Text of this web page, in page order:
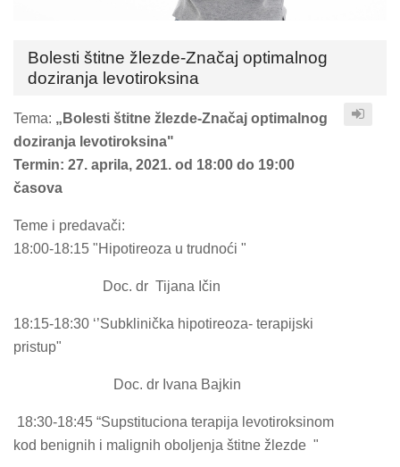
Bolesti štitne žlezde-Značaj optimalnog
doziranja levotiroksina
Tema: „Bolesti štitne žlezde-Značaj optimalnog
doziranja levotiroksina"
Termin: 27. aprila, 2021. od 18:00 do 19:00
časova
Teme i predavači:
18:00-18:15 "Hipotireoza u trudnoći "
Doc. dr Tijana Ičin
18:15-18:30 ‘’Subklinička hipotireoza- terapijski
pristup"
Doc. dr Ivana Bajkin
18:30-18:45 “Supstituciona terapija levotiroksinom
kod benignih i malignih oboljenja štitne žlezde "